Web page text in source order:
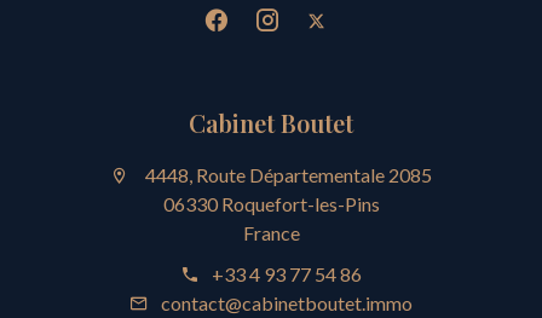
Cabinet Boutet
4448, Route Départementale 2085
06330 Roquefort-les-Pins
France
+33 4 93 77 54 86
contact@cabinetboutet.immo